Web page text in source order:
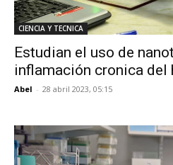
CIENCIA Y TECNICA
Estudian el uso de
inflamación cronica del
Abel - 28 abril 2023, 05:15